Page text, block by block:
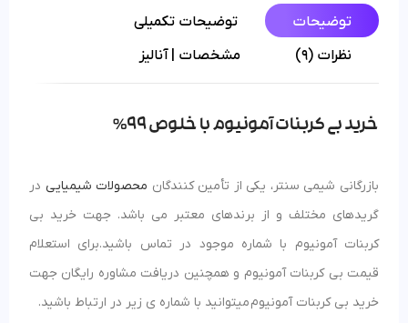
توضیحات
توضیحات تکمیلی
نظرات (9)
مشخصات | آنالیز
خرید بی کربنات آمونیوم با خلوص 99%
بازرگانی شیمی سنتر، یکی از تأمین کنندگان محصولات شیمیایی در
گریدهای مختلف و از برندهای معتبر می باشد. جهت خرید بی
کربنات آمونیوم با شماره موجود در تماس باشید.برای استعلام
قیمت بی کربنات آمونیوم و همچنین دریافت مشاوره رایگان جهت
خرید بی کربنات آمونیوم میتوانید با شماره ی زیر در ارتباط باشید.